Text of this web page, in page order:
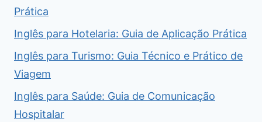
Prática
Inglês para Hotelaria: Guia de Aplicação Prática
Inglês para Turismo: Guia Técnico e Prático de
Viagem
Inglês para Saúde: Guia de Comunicação
Hospitalar